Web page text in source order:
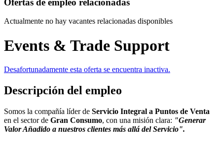
Actualmente no hay vacantes relacionadas disponibles
Events & Trade Support
Desafortunadamente esta oferta se encuentra inactiva.
Descripción del empleo
Somos la compañía líder de Servicio Integral a Puntos de Venta
en el sector de Gran Consumo, con una misión clara: "Generar
Valor Añadido a nuestros clientes más allá del Servicio".